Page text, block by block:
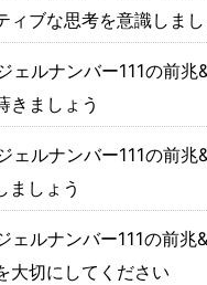
ィブな思考を意識しまし
ェルナンバー111の前兆
きましょう
ェルナンバー111の前兆
ましょう
ェルナンバー111の前兆
大切にしてください